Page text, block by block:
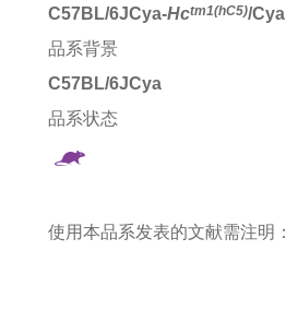
C57BL/6JCya-Hctm1(hC5)/Cya
品系背景
C57BL/6JCya
品系状态
使用本品系发表的文献需注明：